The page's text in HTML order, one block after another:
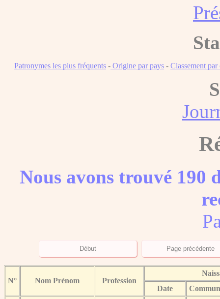
Patronymes les plus fréquents - Origine par pays - Classement par
Nous avons trouvé 190
N° Nom Prénom Profession
Date